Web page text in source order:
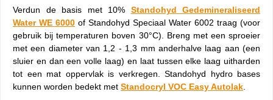
Verdun de basis met 10% Standohyd Gedemineraliseerd
Water WE 6000 of Standohyd Speciaal Water 6002 traag (voor
gebruik bij temperaturen boven 30°C). Breng met een sproeier
met een diameter van 1,2 - 1,3 mm anderhalve laag aan (een
sluier en dan een volle laag) en laat tussen elke laag uitharden
tot een mat oppervlak is verkregen. Standohyd hydro bases
kunnen worden bedekt met Standocryl VOC Easy Autolak